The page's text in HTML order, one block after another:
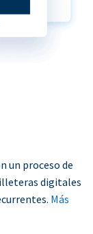
un proceso de
digitales
Más